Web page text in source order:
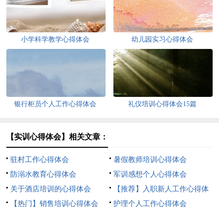
小学科学教学心得体会 幼儿园实习心得体会
银行柜员个人工作心得体会 礼仪培训心得体会15篇
【实训心得体会】相关文章：
驻村工作心得体会
暑假教师培训心得体会
防溺水教育心得体会
军训感想个人心得体会
关于酒店培训的心得体会
【推荐】入职新人工作心得体
会
【热门】销售培训心得体会 护理个人工作心得体会